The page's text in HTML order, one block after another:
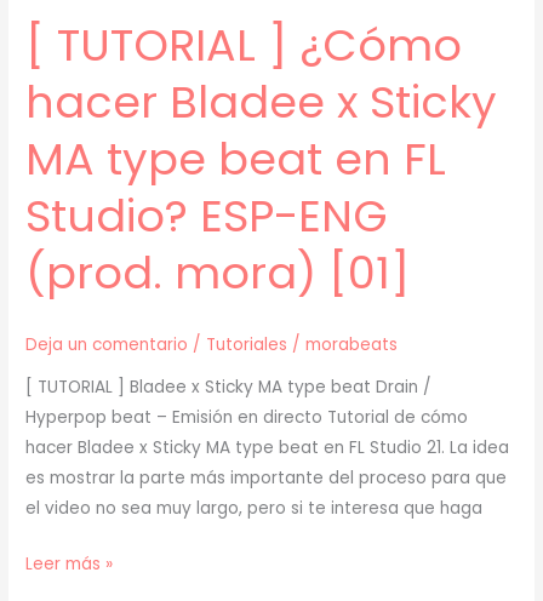
type
beat?
(prod.
mora)
[02]
[ TUTORIAL ] ¿Cómo
hacer Bladee x Sticky
MA type beat en FL
Studio? ESP-ENG
(prod. mora) [01]
Deja un comentario / Tutoriales /morabeats
[ TUTORIAL ] Bladee x Sticky MA type beat Drain /
Hyperpop beat – Emisión en directo Tutorial de cómo
hacer Bladee x Sticky MA type beat en FL Studio 21. La idea
es mostrar la parte más importante del proceso para que
el video no sea muy largo, pero si te interesa que haga
[
Leer más »